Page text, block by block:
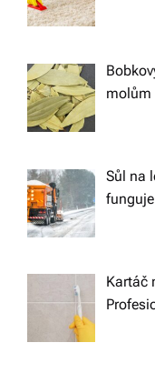
molům
Sůl na
Kartáč